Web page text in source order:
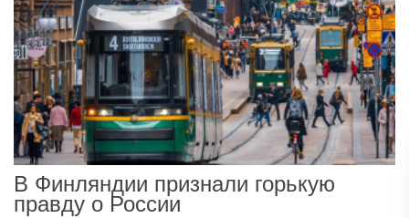
В Финляндии признали горькую
правду о России